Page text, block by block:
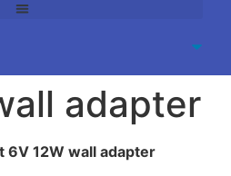
adapter
6V 12W wall adapter